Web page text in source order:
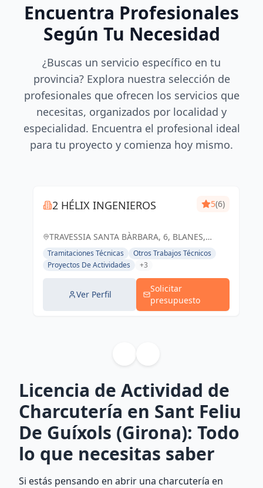
Encuentra Profesionales
Según Tu Necesidad
¿Buscas un servicio específico en tu
provincia? Explora nuestra selección de
profesionales que ofrecen los servicios que
necesitas, organizados por localidad y
especialidad. Encuentra el profesional ideal
para tu proyecto y comienza hoy mismo.
2 HÉLIX INGENIEROS 5(6)
TRAVESSIA SANTA BÀRBARA, 6, BLANES,
ESPAÑA, España
Tramitaciones Técnicas
Otros Trabajos Técnicos
Proyectos De Actividades
+3
Ver Perfil
Solicitar
presupuesto
Licencia de Actividad de
Charcutería en Sant Feliu
De Guíxols (Girona): Todo
lo que necesitas saber
Si estás pensando en abrir una charcutería en